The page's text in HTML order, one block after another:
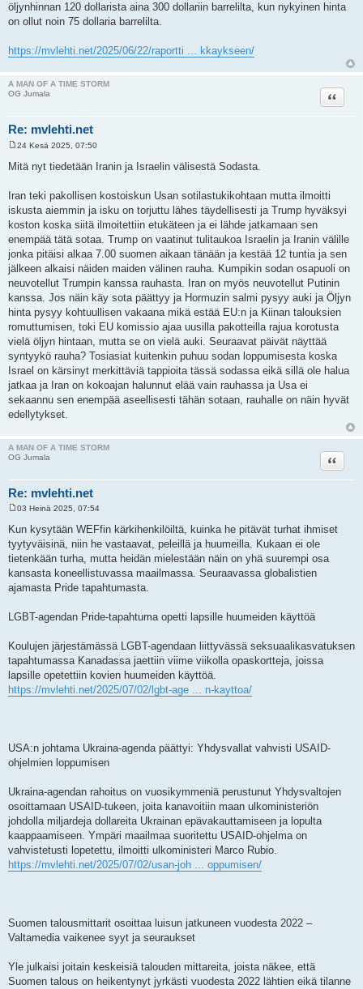
öljynhinnan 120 dollarista aina 300 dollariin barrelilta, kun nykyinen hinta
on ollut noin 75 dollaria barrelilta.
https://mvlehti.net/2025/06/22/raportti ... kkaykseen/
A MAN OF A TIME STORM
OG Jumala
Re: mvlehti.net
Lainaa
i
e
i
24 Kesä 2025, 07:50
Mitä nyt tiedetään Iranin ja Israelin välisestä Sodasta.
Iran teki pakollisen kostoiskun Usan sotilastukikohtaan mutta ilmoitti
iskusta aiemmin ja isku on torjuttu lähes täydellisesti ja Trump hyväksyi
koston koska siitä ilmoitettiin etukäteen ja ei lähde jatkamaan sen
enempää tätä sotaa. Trump on vaatinut tulitaukoa Israelin ja Iranin välille
jonka pitäisi alkaa 7.00 suomen aikaan tänään ja kestää 12 tuntia ja sen
jälkeen alkaisi näiden maiden välinen rauha. Kumpikin sodan osapuoli on
neuvotellut Trumpin kanssa rauhasta. Iran on myös neuvotellut Putinin
kanssa. Jos näin käy sota päättyy ja Hormuzin salmi pysyy auki ja Öljyn
hinta pysyy kohtuullisen vakaana mikä estää EU:n ja Kiinan talouksien
romuttumisen, toki EU komissio ajaa uusilla pakotteilla rajua korotusta
vielä öljyn hintaan, mutta se on vielä auki. Seuraavat päivät näyttää
syntyykö rauha? Tosiasiat kuitenkin puhuu sodan loppumisesta koska
Israel on kärsinyt merkittäviä tappioita tässä sodassa eikä sillä ole halua
jatkaa ja Iran on kokoajan halunnut elää vain rauhassa ja Usa ei
sekaannu sen enempää aseellisesti tähän sotaan, rauhalle on näin hyvät
edellytykset.
A MAN OF A TIME STORM
OG Jumala
Re: mvlehti.net
Lainaa
e
s
i
03 Heinä 2025, 07:54
Kun kysytään WEFfin kärkihenkilöiltä, kuinka he pitävät turhat ihmiset
tyytyväisinä, niin he vastaavat, peleillä ja huumeilla. Kukaan ei ole
tietenkään turha, mutta heidän mielestään näin on yhä suurempi osa
kansasta koneellistuvassa maailmassa. Seuraavassa globalistien
ajamasta Pride tapahtumasta.
LGBT-agendan Pride-tapahtuma opetti lapsille huumeiden käyttöä
Koulujen järjestämässä LGBT-agendaan liittyvässä seksuaalikasvatuksen
tapahtumassa Kanadassa jaettiin viime viikolla opaskortteja, joissa
lapsille opetettiin kovien huumeiden käyttöä.
https://mvlehti.net/2025/07/02/lgbt-age ... n-kayttoa/
USA:n johtama Ukraina-agenda päättyi: Yhdysvallat vahvisti USAID-
ohjelmien loppumisen
Ukraina-agendan rahoitus on vuosikymmeniä perustunut Yhdysvaltojen
osoittamaan USAID-tukeen, joita kanavoitiin maan ulkoministeriön
johdolla miljardeja dollareita Ukrainan epävakauttamiseen ja lopulta
kaappaamiseen. Ympäri maailmaa suoritettu USAID-ohjelma on
vahvistetusti lopetettu, ilmoitti ulkoministeri Marco Rubio.
https://mvlehti.net/2025/07/02/usan-joh ... oppumisen/
Suomen talousmittarit osoittaa luisun jatkuneen vuodesta 2022 –
Valtamedia vaikenee syyt ja seuraukset
Yle julkaisi joitain keskeisiä talouden mittareita, joista näkee, että
Suomen talous on heikentynyt jyrkästi vuodesta 2022 lähtien eikä tilanne